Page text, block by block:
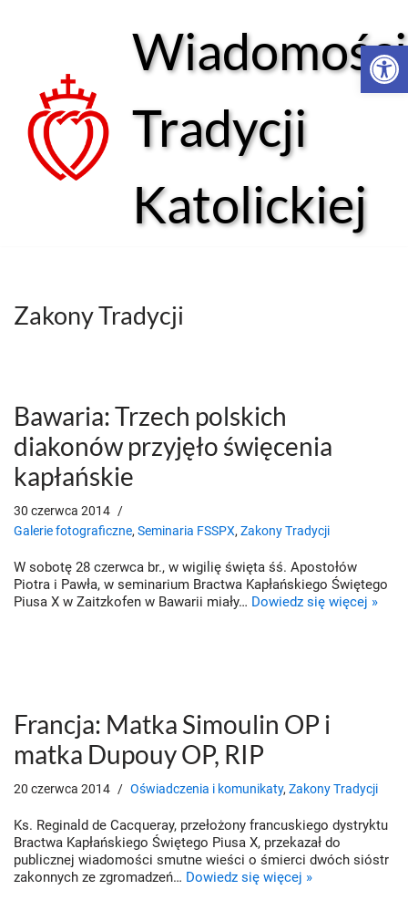
treści
Wiadomości
Tradycji
Katolickiej
Zakony Tradycji
Bawaria: Trzech polskich
diakonów przyjęło święcenia
kapłańskie
30 czerwca 2014
Galerie fotograficzne, Seminaria FSSPX, Zakony Tradycji
W sobotę 28 czerwca br., w wigilię święta śś. Apostołów
Piotra i Pawła, w seminarium Bractwa Kapłańskiego Świętego
Piusa X w Zaitzkofen w Bawarii miały… Dowiedz się więcej »
Francja: Matka Simoulin OP i
matka Dupouy OP, RIP
20 czerwca 2014 Oświadczenia i komunikaty, Zakony Tradycji
Ks. Reginald de Cacqueray, przełożony francuskiego dystryktu
Bractwa Kapłańskiego Świętego Piusa X, przekazał do
publicznej wiadomości smutne wieści o śmierci dwóch sióstr
zakonnych ze zgromadzeń… Dowiedz się więcej »